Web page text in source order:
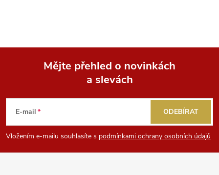
p
a
Mějte přehled o novinkách
a slevách
E-mail
Vložením e-mailu souhlasíte s podmínkami ochrany osobních údajů
ODEBÍRAT